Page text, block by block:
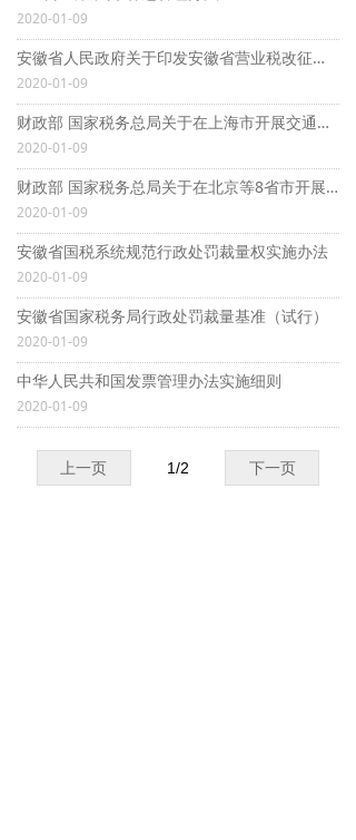
2020-01-09
安徽省人民政府关于印发安徽省营业税改征增值税改革试点方案的通知
2020-01-09
财政部 国家税务总局关于在上海市开展交通运输业和部分现代服务业营业税改征增值税试点的通知
2020-01-09
财政部 国家税务总局关于在北京等8省市开展交通运输业和部分现代服务业营业税改征增值税试点的通知
2020-01-09
安徽省国税系统规范行政处罚裁量权实施办法
2020-01-09
安徽省国家税务局行政处罚裁量基准（试行）
2020-01-09
中华人民共和国发票管理办法实施细则
2020-01-09
上一页 下一页
1/2